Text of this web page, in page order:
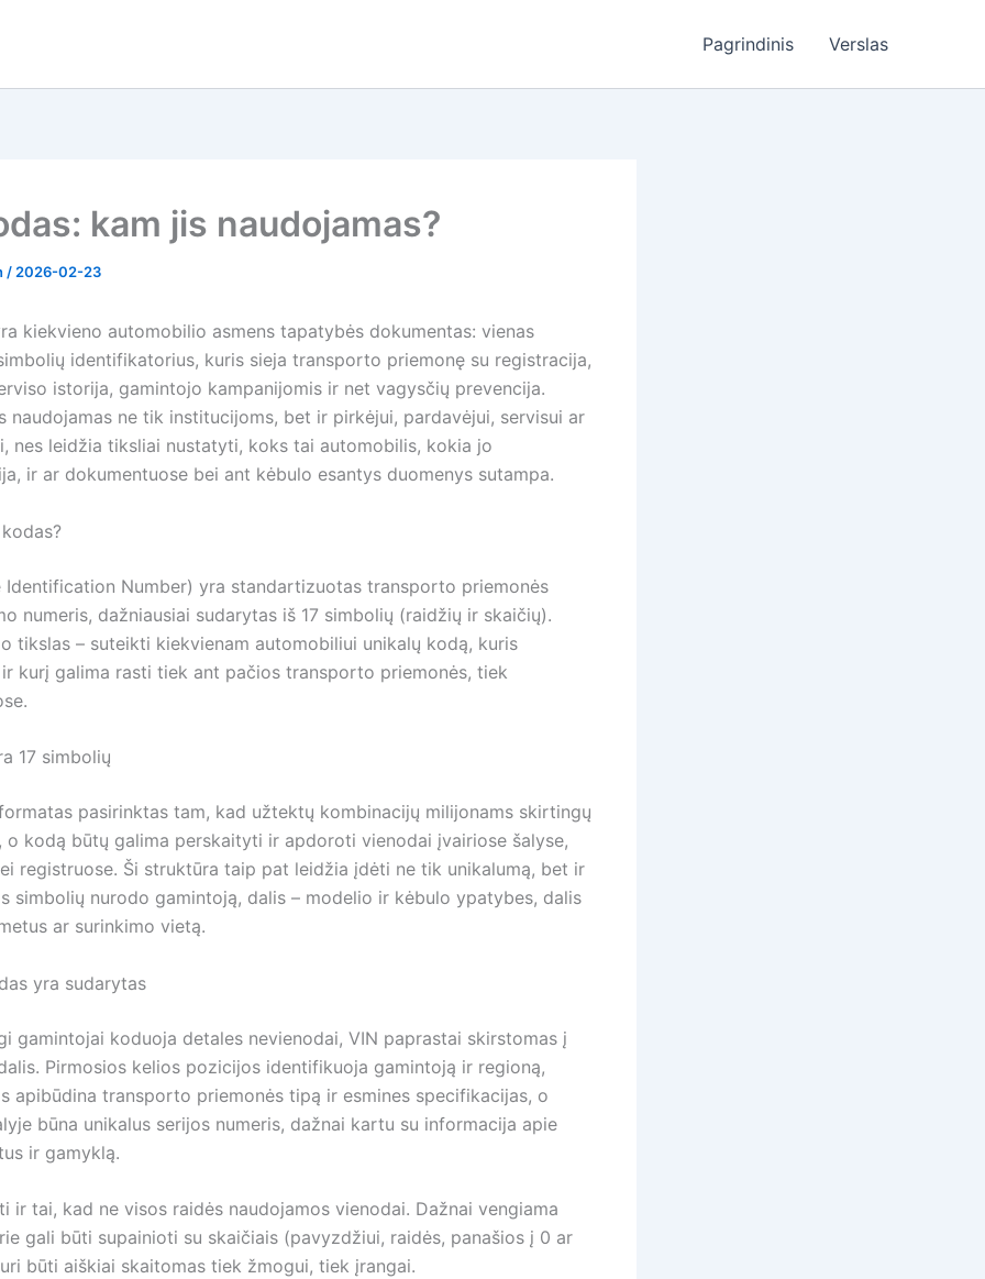
Pagrindinis Verslas
kam jis naudojamas?
/ 2026-02-23
kiekvieno automobilio asmens tapatybės dokumentas: vienas
identifikatorius, kuris sieja transporto priemonę su registracija,
istorija, gamintojo kampanijomis ir net vagysčių prevencija.
naudojamas ne tik institucijoms, bet ir pirkėjui, pardavėjui, servisui ar
nes leidžia tiksliai nustatyti, koks tai automobilis, kokia jo
ir ar dokumentuose bei ant kėbulo esantys duomenys sutampa.
Identification Number) yra standartizuotas transporto priemonės
numeris, dažniausiai sudarytas iš 17 simbolių (raidžių ir skaičių).
tikslas – suteikti kiekvienam automobiliui unikalų kodą, kuris
kurį galima rasti tiek ant pačios transporto priemonės, tiek
17 simbolių
pasirinktas tam, kad užtektų kombinacijų milijonams skirtingų
o kodą būtų galima perskaityti ir apdoroti vienodai įvairiose šalyse,
registruose. Ši struktūra taip pat leidžia įdėti ne tik unikalumą, bet ir
simbolių nurodo gamintoją, dalis – modelio ir kėbulo ypatybes, dalis
ar surinkimo vietą.
yra sudarytas
gamintojai koduoja detales nevienodai, VIN paprastai skirstomas į
Pirmosios kelios pozicijos identifikuoja gamintoją ir regioną,
apibūdina transporto priemonės tipą ir esmines specifikacijas, o
būna unikalus serijos numeris, dažnai kartu su informacija apie
ir gamyklą.
ir tai, kad ne visos raidės naudojamos vienodai. Dažnai vengiama
gali būti supainioti su skaičiais (pavyzdžiui, raidės, panašios į 0 ar
būti aiškiai skaitomas tiek žmogui, tiek įrangai.